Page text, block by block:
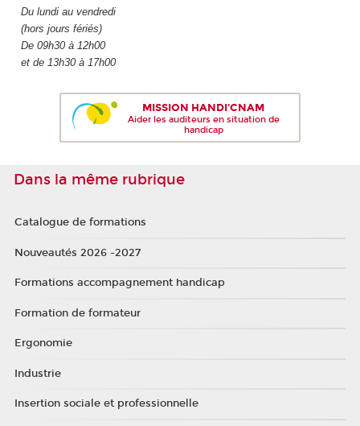
Du lundi au vendredi
(hors jours fériés)
De 09h30 à 12h00
et de 13h30 à 17h00
MISSION HANDI'CNAM
Aider les auditeurs en situation de
handicap
Dans la même rubrique
Catalogue de formations
Nouveautés 2026 -2027
Formations accompagnement handicap
Formation de formateur
Ergonomie
Industrie
Insertion sociale et professionnelle